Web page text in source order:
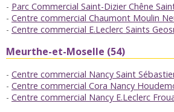
Parc Commercial Saint-Dizier Chêne
Centre commercial Chaumont Moulin
Centre commercial E.Leclerc Saints
Meurthe-et-Moselle (54)
Centre commercial Nancy Saint
Centre commercial Cora Nancy
Centre commercial Nancy E.Leclerc